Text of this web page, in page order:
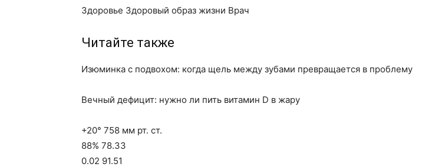
Здоровье Здоровый образ жизни Врач
Читайте также
Изюминка с подвохом: когда щель между зубами превращается в проблему
Вечный дефицит: нужно ли пить витамин D в жару
+20° 758 мм рт. ст.
88% 78.33
0.02 91.51